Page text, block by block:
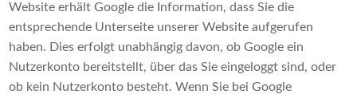
Website erhält Google die Information, dass Sie die
entsprechende Unterseite unserer Website aufgerufen
haben. Dies erfolgt unabhängig davon, ob Google ein
Nutzerkonto bereitstellt, über das Sie eingeloggt sind, oder
ob kein Nutzerkonto besteht. Wenn Sie bei Google